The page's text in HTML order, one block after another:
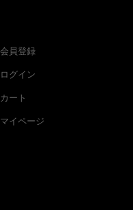
会員登録
ログイン
カート
マイページ